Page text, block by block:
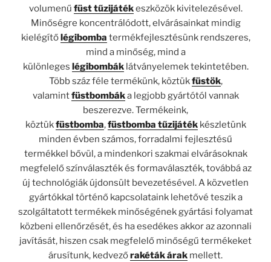
volumenű füsttűzijátékeszközök kivitelezésével.
Minőségre koncentrálódott, elvárásainkat mindig
kielégítőlégibomba termékfejlesztésünk rendszeres,
mind a minőség, mind a
különleges légibombáklátványelemek tekintetében.
Több száz féle termékünk, köztükfüstök,
valamintfüstbombáka legjobb gyártótól vannak
beszerezve. Termékeink,
köztükfüstbomba,füstbomba tűzijátékkészletünk
minden évben számos, forradalmi fejlesztésű
termékkel bővül, a mindenkori szakmai elvárásoknak
megfelelő színválaszték és formaválaszték, továbbá az
új technológiák újdonsült bevezetésével. A közvetlen
gyártókkal történő kapcsolataink lehetővé teszik a
szolgáltatott termékek minőségének gyártási folyamat
közbeni ellenőrzését, és ha esedékes akkor az azonnali
javítását, hiszen csak megfelelő minőségű termékeket
árusítunk, kedvezőrakéták árak mellett.